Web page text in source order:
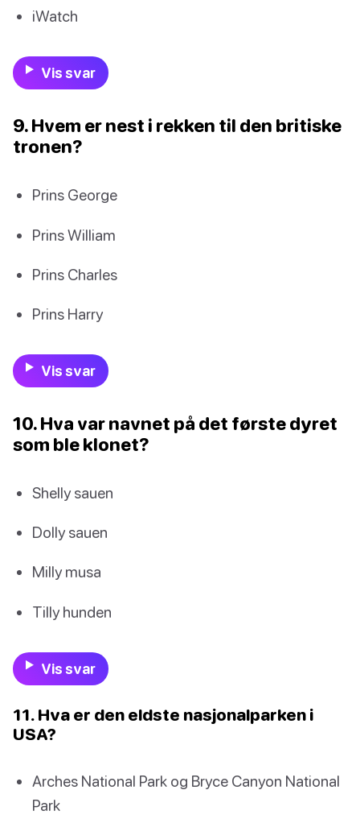
iWatch
Vis svar
9. Hvem er nest i rekken til den britiske
tronen?
Prins George
Prins William
Prins Charles
Prins Harry
Vis svar
10. Hva var navnet på det første dyret
som ble klonet?
Shelly sauen
Dolly sauen
Milly musa
Tilly hunden
Vis svar
11. Hva er den eldste nasjonalparken i
USA?
Arches National Park og Bryce Canyon National
Park